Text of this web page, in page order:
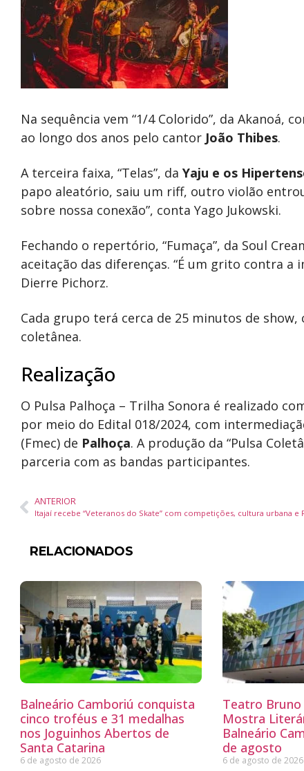
Na sequência vem “1/4 Colorido”, da
ao longo dos anos pelo cantor João Thibes.
A terceira faixa, “Telas”, da Yaju e os
papo aleatório, saiu um riff, outro violão
sobre nossa conexão”, conta Yago Jukowski.
Fechando o repertório, “Fumaça”, da Soul
aceitação das diferenças. “É um grito contra
Dierre Pichorz.
Cada grupo terá cerca de 25 minutos de
coletânea.
Realização
O Pulsa Palhoça – Trilha Sonora é realizado
por meio do Edital 018/2024, com
(Fmec) de Palhoça. A produção da “Pulsa
parceria com as bandas participantes.
ANTERIOR
RELACIONADOS
Balneário Camboriú conquista
cinco troféus e 31 medalhas
nos Joguinhos Abertos de
Santa Catarina
6 de agosto de 2026
Teatro Bruno
Mostra
Balneário
de agosto
6 de agosto de 2026